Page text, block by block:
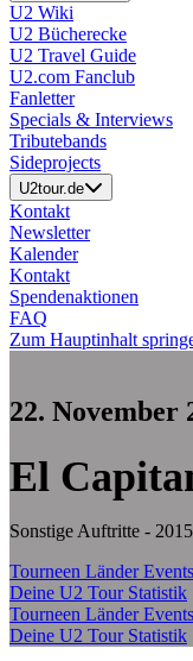
U2 Wiki
U2 Bücherecke
U2 Travel Guide
U2.com Fanclub
Fanletter
Specials & Interviews
Tributebands
Sideprojects
U2tour.de
Kontakt
Newsletter
Kalender
Kontakt
Spendenaktionen
FAQ
Zum Hauptinhalt
22. November
El
Sonstige Auftritte -
Tourneen LänderEvents
Deine U2 Tour Statistik
Tourneen LänderEvents
Deine U2 Tour Statistik